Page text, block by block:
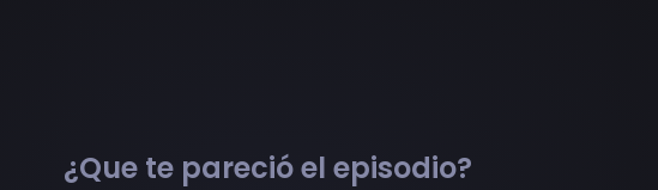
¿Que te pareció el episodio?